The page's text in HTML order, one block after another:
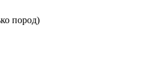
пород)